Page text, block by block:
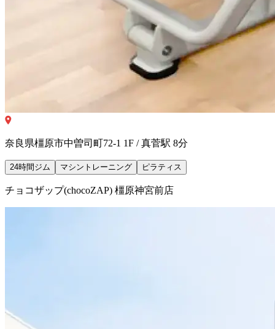
奈良県橿原市中曽司町72-1 1F / 真菅駅 8分
24時間ジム マシントレーニング ピラティス
チョコザップ(chocoZAP) 橿原神宮前店